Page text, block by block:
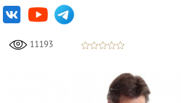
11193